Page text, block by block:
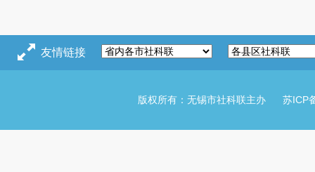
友情链接
版权所有：无锡市社科联主办 苏ICP